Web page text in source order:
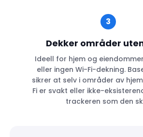
3
Dekker områder
Ideell for hjem og
eller ingen Wi-Fi-dekning.
sikrer at selv i områder av
Fi er svakt eller ikke-
trackeren som den